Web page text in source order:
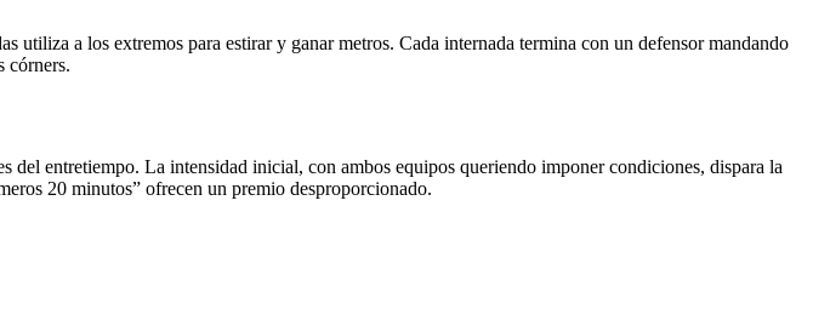
a los extremos para estirar y ganar metros. Cada internada termina con un defensor mandando
córners.
del entretiempo. La intensidad inicial, con ambos equipos queriendo imponer condiciones, dispara la
20 minutos” ofrecen un premio desproporcionado.